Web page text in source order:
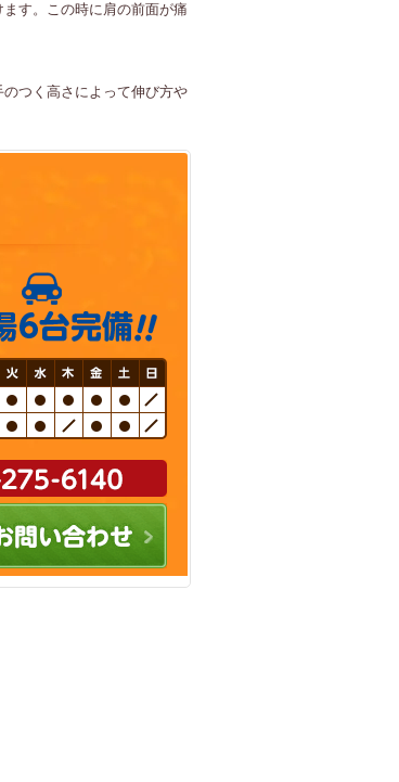
す。この時に肩の前面が痛
つく高さによって伸び方や